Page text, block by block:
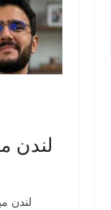
لندن
لندن